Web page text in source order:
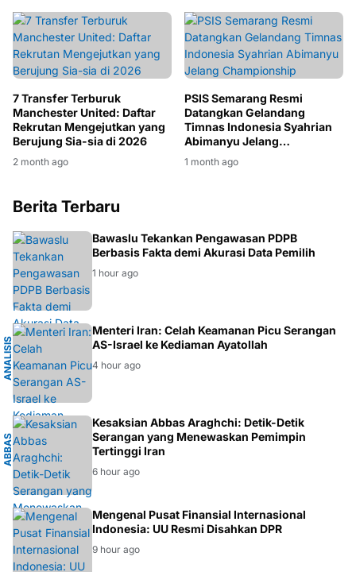
7 Transfer Terburuk
Manchester United: Daftar
Rekrutan Mengejutkan yang
Berujung Sia-sia di 2026
2 month ago
PSIS Semarang Resmi
Datangkan Gelandang
Timnas Indonesia Syahrian
Abimanyu Jelang
Championship
1 month ago
Berita Terbaru
BAWASLU
Bawaslu Tekankan Pengawasan PDPB
Berbasis Fakta demi Akurasi Data Pemilih
1 hour ago
A
N
A
L
I
S
I
S
G
E
O
P
O
L
I
T
IK
Menteri Iran: Celah Keamanan Picu Serangan
AS-Israel ke Kediaman Ayatollah
4 hour ago
A
B
B
A
S
A
R
A
G
H
C
HI
Kesaksian Abbas Araghchi: Detik-Detik
Serangan yang Menewaskan Pemimpin
Tertinggi Iran
6 hour ago
EKONOMI
Mengenal Pusat Finansial Internasional
Indonesia: UU Resmi Disahkan DPR
9 hour ago